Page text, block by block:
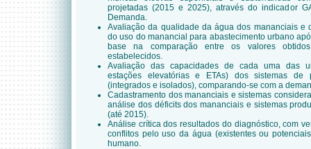
projetadas (2015 e 2025), através do indicador
Demanda.
Avaliação da qualidade da água dos mananciais e
do uso do manancial para abastecimento urbano
base na comparação entre os valores
estabelecidos.
Avaliação das capacidades de cada uma das
estações elevatórias e ETAs) dos sistemas de
(integrados e isolados), comparando-se com a
Cadastramento dos mananciais e sistemas
análise dos déficits dos mananciais e sistemas
(até 2015).
Análise crítica dos resultados do diagnóstico, com
conflitos pelo uso da água (existentes ou
humano.